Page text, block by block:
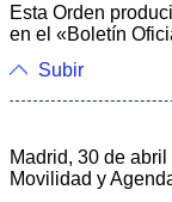
Esta Orden
en el «Boletín
Subir
Madrid, 30 de
Movilidad y